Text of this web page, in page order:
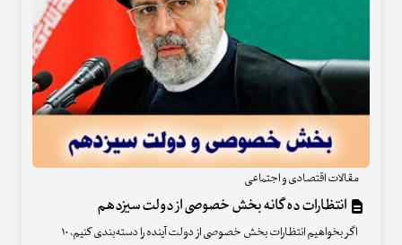
مقالات اقتصادی و اجتماعی
انتظارات ده گانه بخش خصوصی از دولت سیزدهم
اگر بخواهیم انتظارات بخش خصوصی از دولت آینده را دسته‌بندی کنیم، ۱۰